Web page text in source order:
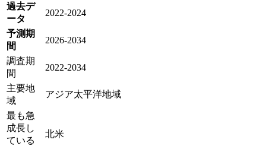
過去デ
ータ
2022-2024
予測期
間
2026-2034
調査期
間
2022-2034
主要地
域
アジア太平洋地域
最も急
成長し
ている
北米